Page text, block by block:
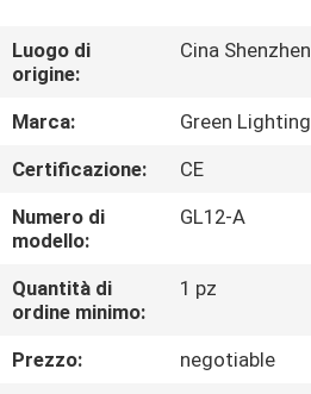
GIRO
DELLA
FABBRICA
CONTROLLO
DI
QUALITÀ
CONTATTICI
Luogo di
origine:
Cina Shenzhen
Marca:
Green Lighting
Certificazione:
CE
Numero di
modello:
GL12-A
Quantità di
ordine minimo:
1 pz
Prezzo:
negotiable